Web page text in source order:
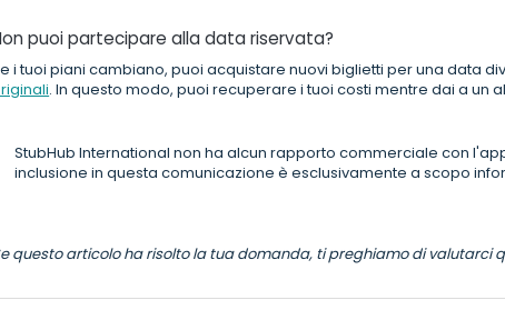
puoi partecipare alla data riservata?
i tuoi piani cambiano, puoi acquistare nuovi biglietti per una data
. In questo modo, puoi recuperare i tuoi costi mentre dai a un
StubHub International non ha alcun rapporto commerciale con
inclusione in questa comunicazione è esclusivamente a scopo
questo articolo ha risolto la tua domanda, ti preghiamo di valutarci